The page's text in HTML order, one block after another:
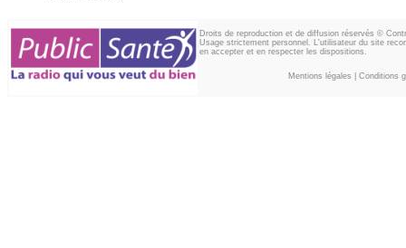
Droits de reproduction et de diffusion réservés ©
Usage strictement personnel. L'utilisateur du site
en accepter et en respecter les dispositions.
Mentions légales Conditions